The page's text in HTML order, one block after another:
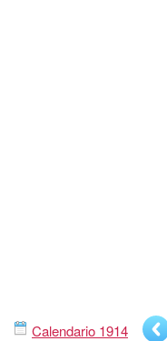
Calendario 1914